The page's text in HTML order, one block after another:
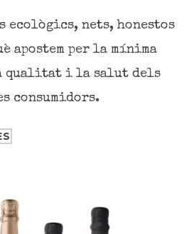
ecològics, nets, honestos
apostem per la mínima
qualitat i la salut dels
consumidors.